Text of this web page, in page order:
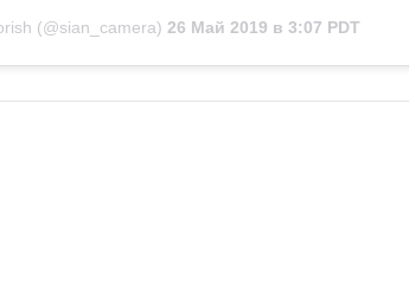
(@sian_camera) 26 Май 2019 в 3:07 PDT